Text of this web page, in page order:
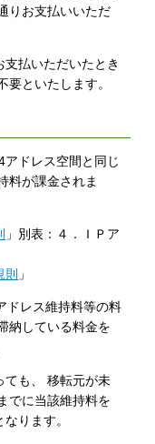
りお支払いいただ
払いただいたとき
といたします。
ドレス空間と同じ
料が課金されま
」別表：４．ＩＰア
」
ドレス維持料等の料
納している料金を
ても、 移転元が未
でに当該維持料を
ります。